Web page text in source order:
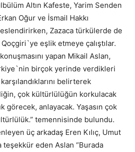
Altın Kafeste, Yarim Senden
Oğur ve İsmail Hakkı
Zazaca türkülerde de
eşlik etmeye çalıştılar.
yapan Mikail Aslan,
birçok yerinde verdikleri
belirterek
çok kültürlülüğün korkulacak
görecek, anlayacak. Yaşasın çok
temennisinde bulundu.
üç arkadaş Eren Kılıç, Umut
teşekkür eden Aslan “Burada